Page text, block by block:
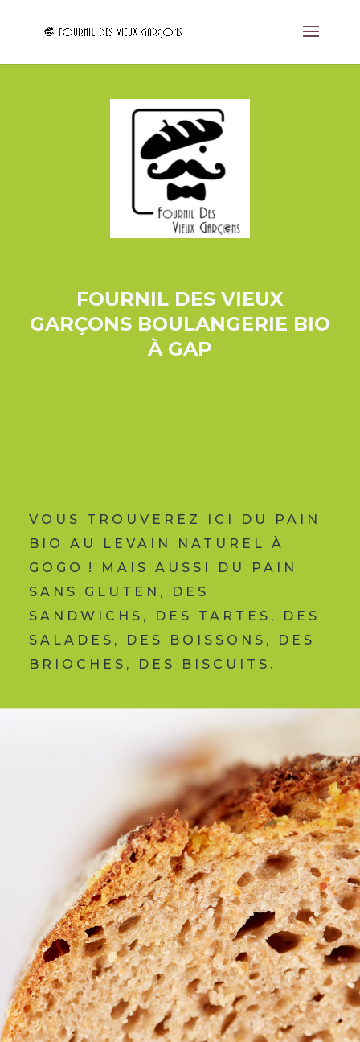
FOURNIL DES VIEUX
GARÇONS BOULANGERIE BIO
À GAP
VOUS TROUVEREZ ICI DU PAIN
BIO AU LEVAIN NATUREL À
GOGO ! MAIS AUSSI DU PAIN
SANS GLUTEN, DES
SANDWICHS, DES TARTES, DES
SALADES, DES BOISSONS, DES
BRIOCHES, DES BISCUITS.